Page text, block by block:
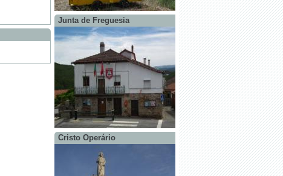
Junta de Freguesia
Cristo Operário